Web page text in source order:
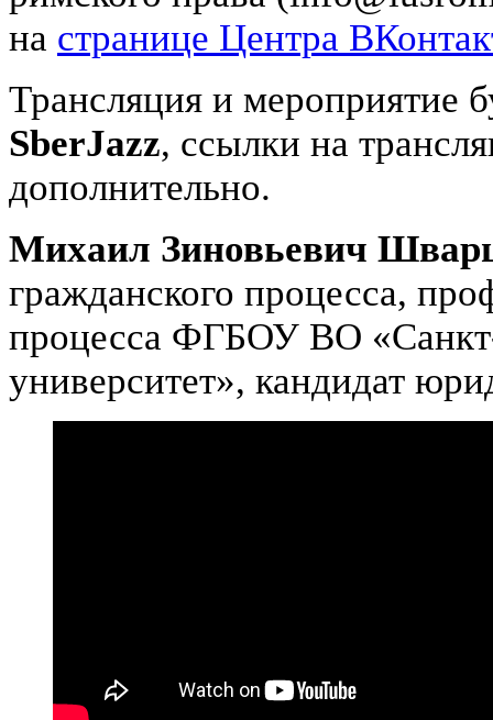
на странице Центра
Трансляция и мероприятие
SberJazz, ссылки на
дополнительно.
Михаил Зиновьевич
гражданского процесса,
процесса ФГБОУ ВО
университет», кандидат